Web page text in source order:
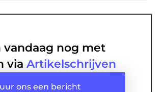
vandaag nog met
via Artikelschrijven
ons een bericht